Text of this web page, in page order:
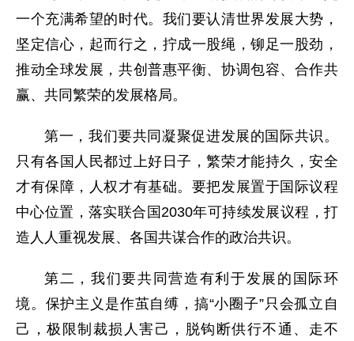
一个充满希望的时代。我们要认清世界发展大势，
坚定信心，起而行之，拧成一股绳，铆足一股劲，
推动全球发展，共创普惠平衡、协调包容、合作共
赢、共同繁荣的发展格局。
第一，我们要共同凝聚促进发展的国际共识。
只有各国人民都过上好日子，繁荣才能持久，安全
才有保障，人权才有基础。要把发展置于国际议程
中心位置，落实联合国2030年可持续发展议程，打
造人人重视发展、各国共谋合作的政治共识。
第二，我们要共同营造有利于发展的国际环
境。保护主义是作茧自缚，搞“小圈子”只会孤立自
己，极限制裁损人害己，脱钩断供行不通、走不